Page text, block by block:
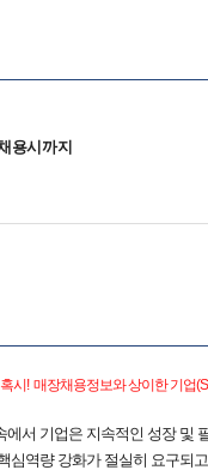
용시까지
혹시! 매장채용정보와 상이한 기업
에서 기업은 지속적인 성장 및
심역량 강화가 절실히 요구되